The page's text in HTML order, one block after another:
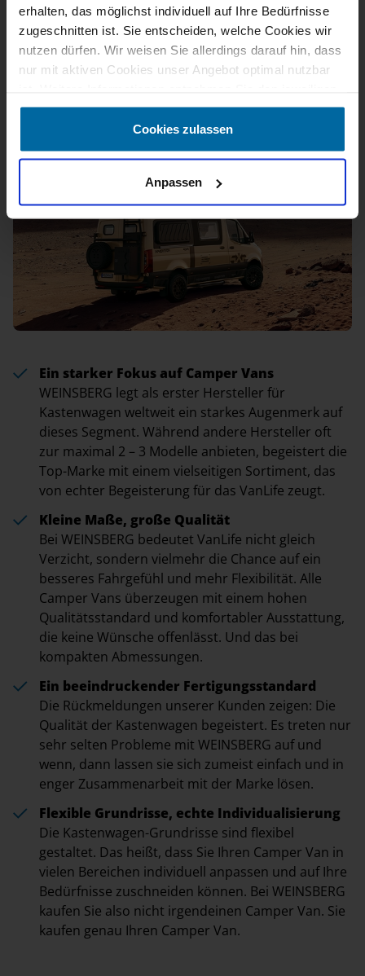
erhalten, das möglichst individuell auf Ihre Bedürfnisse
zugeschnitten ist. Sie entscheiden, welche Cookies wir
nutzen dürfen. Wir weisen Sie allerdings darauf hin, dass
nur mit aktiven Cookies unser Angebot optimal nutzbar
Erläuterungen und unserer Datenschutzerklärung.
Cookies zulassen
Anpassen
Ein starker Fokus auf Camper Vans
WEINSBERG legt als erster Hersteller für
Kastenwagen weltweit ein starkes Augenmerk auf
dieses Segment. Während andere Hersteller oft
zur maximal 2 – 3 Modelle anbieten, begeistert die
Top-Marke mit einem vielseitigen Sortiment, das
von echter Begeisterung für das VanLife zeugt.
Kleine Maße, große Qualität
Bei WEINSBERG bedeutet VanLife nicht gleich
Verzicht, sondern vielmehr die Chance auf ein
besseres Fahrgefühl und mehr Flexibilität. Alle
Camper Vans überzeugen mit einem hohen
Qualitätsstandard und komfortabler Ausstattung,
die keine Wünsche offenlässt. Und das bei
kompakten Abmessungen.
Ein beeindruckender Fertigungsstandard
Die Rückmeldungen unserer Kunden zeigen: Die
Qualität der Kastenwagen begeistert. Es treten nur
sehr selten Probleme mit WEINSBERG auf und
wenn, dann lassen sie sich zumeist einfach und in
enger Zusammenarbeit mit der Marke lösen.
Flexible Grundrisse, echte Individualisierung
Die Kastenwagen-Grundrisse sind flexibel
gestaltet. Das heißt, dass Sie Ihren Camper Van in
vielen Bereichen individuell anpassen und auf Ihre
Bedürfnisse zuschneiden können. Bei WEINSBERG
kaufen Sie also nicht irgendeinen Camper Van. Sie
kaufen genau Ihren Camper Van.